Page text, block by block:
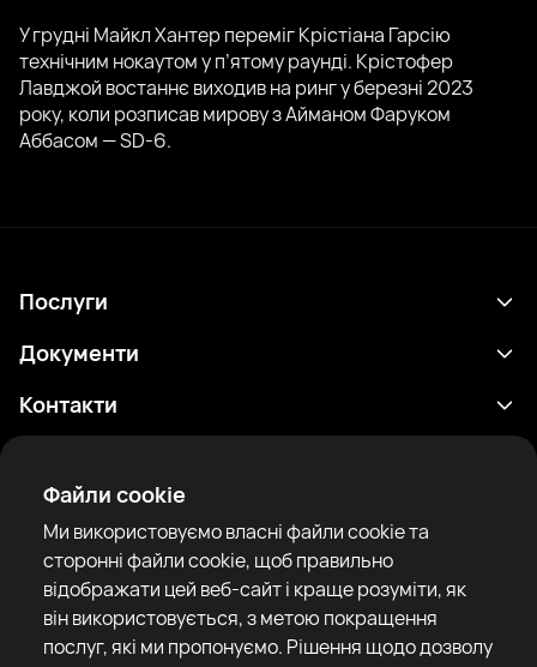
Файли cookie
Ми використовуємо власні файли cookie та
сторонні файли cookie, щоб правильно
відображати цей веб-сайт і краще розуміти, як
він використовується, з метою покращення
послуг, які ми пропонуємо. Рішення щодо дозволу
У грудні Майкл Хантер переміг Крістіана Гарсію
технічним нокаутом у п’ятому раунді. Крістофер
Лавджой востаннє виходив на ринг у березні 2023
року, коли розписав мирову з Айманом Фаруком
Аббасом — SD-6.
RTF United service limited
6 Burrows court, Liverpool, United Kingdom
Послуги
Розклад
Рейтинги
Новини
Статті
Sparring Finder
Документи
Політика конфіденційності
Умови використання
Повідомлення про ризики
Правила спільноти
Контакти